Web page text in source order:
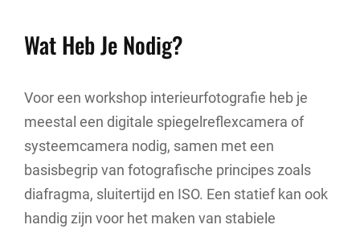
Wat Heb Je Nodig?
Voor een workshop interieurfotografie heb je
meestal een digitale spiegelreflexcamera of
systeemcamera nodig, samen met een
basisbegrip van fotografische principes zoals
diafragma, sluitertijd en ISO. Een statief kan ook
handig zijn voor het maken van stabiele